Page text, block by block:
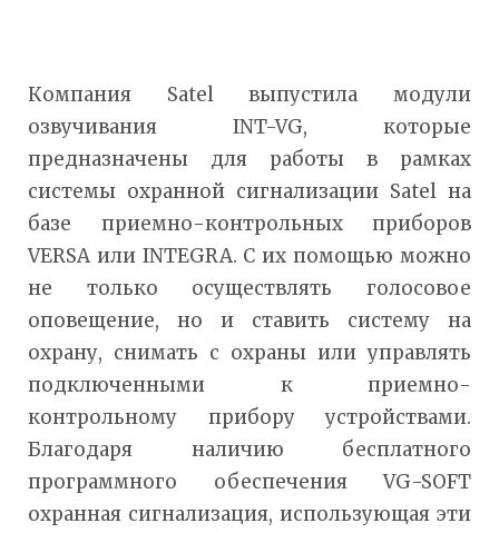
Компания Satel выпустила модули
озвучивания INT-VG, которые
предназначены для работы в рамках
системы охранной сигнализации Satel на
базе приемно-контрольных приборов
VERSA или INTEGRA. С их помощью можно
не только осуществлять голосовое
оповещение, но и ставить систему на
охрану, снимать с охраны или управлять
подключенными к приемно-
контрольному прибору устройствами.
Благодаря наличию бесплатного
программного обеспечения VG-SOFT
охранная сигнализация, использующая эти